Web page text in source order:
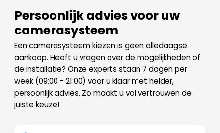
Persoonlijk advies voor uw
camerasysteem
Een camerasysteem kiezen is geen alledaagse
aankoop. Heeft u vragen over de mogelijkheden of
de installatie? Onze experts staan 7 dagen per
week (09:00 - 21:00) voor u klaar met helder,
persoonlijk advies. Zo maakt u vol vertrouwen de
juiste keuze!